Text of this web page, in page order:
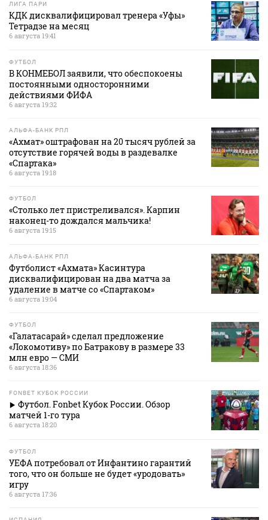
ЛИГА ПАРИ
КДК дисквалифицировал тренера «Уфы»
Тетрадзе на месяц
6 августа 19:41
ФУТБОЛ
В КОНМЕБОЛ заявили, что обеспокоены
постоянными односторонними
действиями ФИФА
6 августа 19:32
АЛЬФА-БАНК РПЛ
«Ахмат» оштрафован на 20 тысяч рублей за
отсутствие горячей воды в раздевалке
«Спартака»
6 августа 19:18
ФУТБОЛ
«Столько лет пристреливался». Карпин
наконец-то дождался мальчика!
6 августа 19:15
АЛЬФА-БАНК РПЛ
Футболист «Ахмата» Касинтура
дисквалифицирован на два матча за
удаление в матче со «Спартаком»
6 августа 19:04
ФУТБОЛ
«Галатасарай» сделал предложение
«Локомотиву» по Батракову в размере 33
млн евро — СМИ
6 августа 18:36
FONBET КУБОК РОССИИ
Футбол. Fonbet Кубок России. Обзор
матчей 1-го тура
6 августа 18:20
ФУТБОЛ
УЕФА потребовал от Инфантино гарантий
того, что он больше не будет «уродовать»
игру
6 августа 17:36